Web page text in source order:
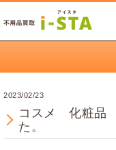
2023/02/23
コスメ 化粧品
た。